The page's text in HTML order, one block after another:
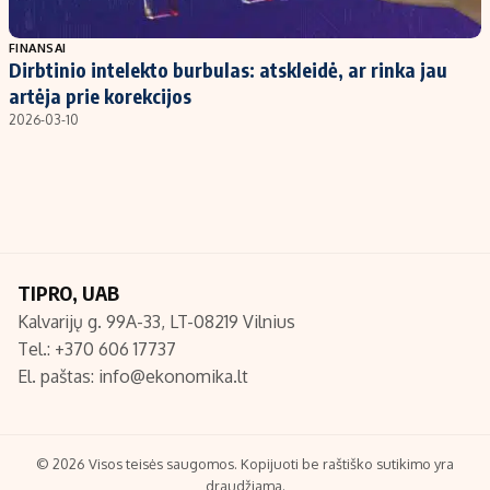
Populiarios temos
Investavimas
Akcijų rinka
Titulinis
Nedarbo išmokos skaičiuoklė
Redakcija
Turinio žymėjimo taisyklės
FINANSAI
Dirbtinio intelekto burbulas: atskleidė, ar rinka jau
artėja prie korekcijos
2026-03-10
TIPRO, UAB
Kalvarijų g. 99A-33, LT-08219 Vilnius
Tel.: +370 606 17737
El. paštas: info@ekonomika.lt
© 2026 Visos teisės saugomos. Kopijuoti be raštiško sutikimo yra
draudžiama.